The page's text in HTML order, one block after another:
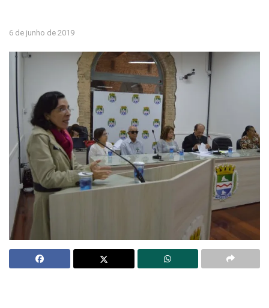
6 de junho de 2019